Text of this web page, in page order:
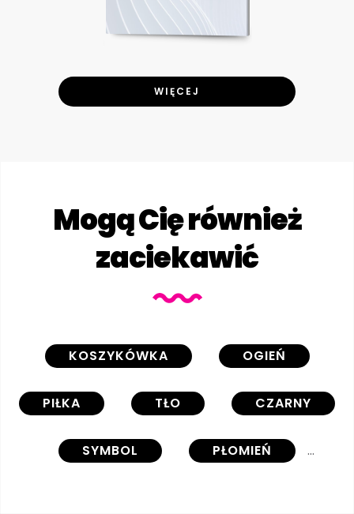
WIĘCEJ
Mogą Cię również
zaciekawić
KOSZYKÓWKA OGIEŃ
PIŁKA TŁO CZARNY
SYMBOL PŁOMIEŃ